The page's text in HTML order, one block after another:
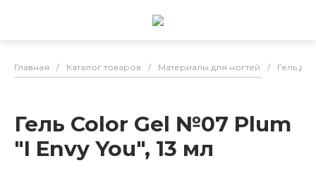
Главная / Каталог товаров / Материалы для ногтей / Гель
Гель Color Gel №07 Plum
"I Envy You", 13 мл